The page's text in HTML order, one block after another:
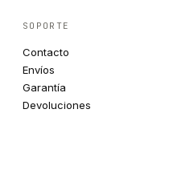
SOPORTE
Contacto
Envíos
Garantía
Devoluciones